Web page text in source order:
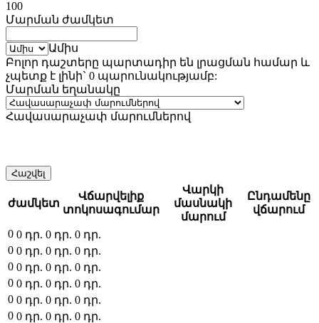
100
Մարման ժամկետ
Ամիս
Բոլոր դաշտերը պարտադիր են լրացման համար և
չպետք է լինի` 0 պարունակությամբ:
Մարման եղանակը
Հավասարաչափ մարումներով
Հաշվել
ժամկետ
Վճարվելիք
տոկոսագումար
Վարկի
մասնակի
մարում
Ընդամենը
վճարում
0 0 դր. 0 դր. 0 դր.
0 0 դր. 0 դր. 0 դր.
0 0 դր. 0 դր. 0 դր.
0 0 դր. 0 դր. 0 դր.
0 0 դր. 0 դր. 0 դր.
0 0 դր. 0 դր. 0 դր.